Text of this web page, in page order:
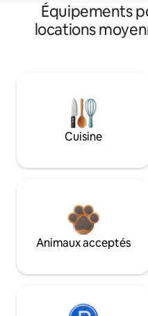
Équipements
locations
Cuisine
Animaux acceptés